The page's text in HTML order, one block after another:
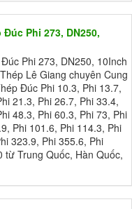
Phi 273, DN250,
Phi 273, DN250, 10Inch
Lê Giang chuyên Cung
Đúc Phi 10.3, Phi 13.7,
21.3, Phi 26.7, Phi 33.4,
48.3, Phi 60.3, Phi 73, Phi
Phi 101.6, Phi 114.3, Phi
323.9, Phi 355.6, Phi
từ Trung Quốc, Hàn Quốc,